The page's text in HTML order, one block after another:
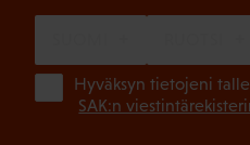
Hyväksyn tietojeni
SAK:n